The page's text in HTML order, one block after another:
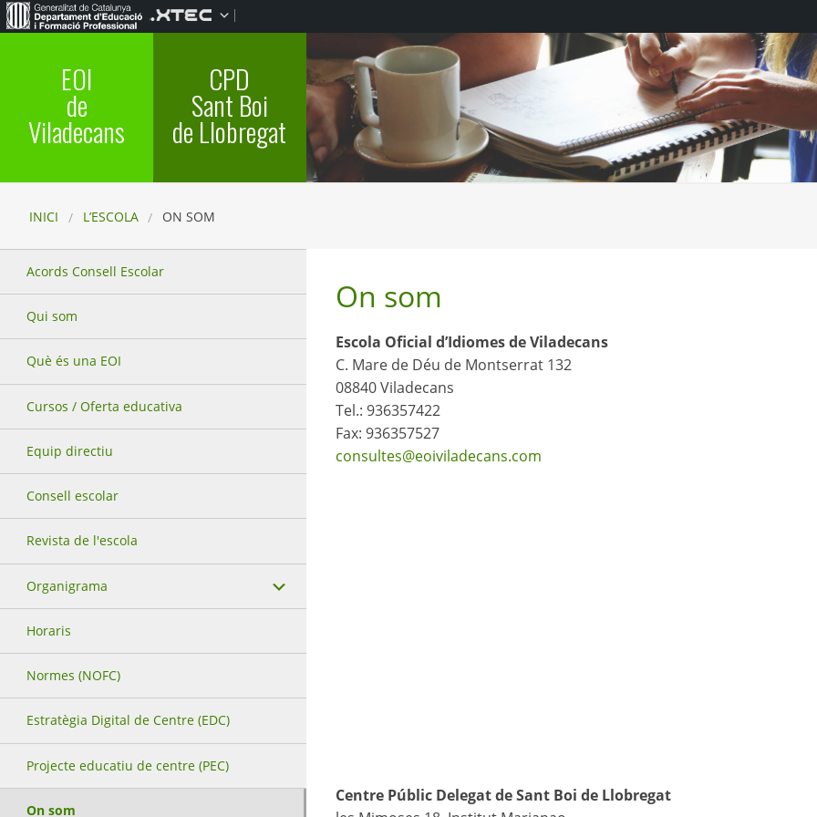
EOI
de
Viladecans
CPD
Sant Boi
de Llobregat
INICI L’ESCOLA ON SOM
On som
Escola Oficial d’Idiomes de Viladecans
C. Mare de Déu de Montserrat 132
08840 Viladecans
Tel.: 936357422
Fax: 936357527
consultes@eoiviladecans.com
Centre Públic Delegat de
Acords Consell Escolar
Qui som
Què és una EOI
Cursos / Oferta educativa
Equip directiu
Consell escolar
Revista de l'escola
Organigrama
Horaris
Normes (NOFC)
Estratègia Digital de Centre (EDC)
Projecte educatiu de centre (PEC)
On som